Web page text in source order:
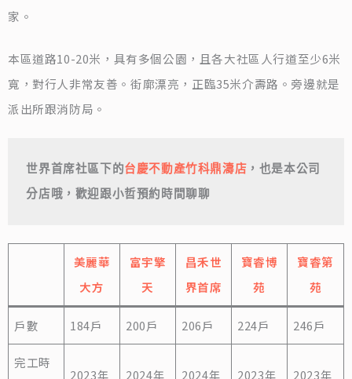
家。
本區道路10-20米，具有多個公園，且各大社區人行道至少6米
寬，對行人非常友善。街廓漂亮，正臨35米介壽路。旁邊就是
派出所跟消防局。
世界首席社區下的台慶不動產竹科鼎濤店 ，也是本公司
分店哦，歡迎跟小哲預約時間聊聊
美麗華
大方
富宇擎
天
昌禾世
界首席
寶睿博
苑
寶睿第
苑
戶數 184戶 200戶 206戶 224戶 246戶
完工時
2023年 2024年 2024年 2023年 2023年